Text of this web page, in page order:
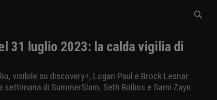
31 luglio 2023: la calda vigilia di
visibile su discovery+, Logan Paul e Brock Lesnar
di SummerSlam. Seth Rollins e Sami Zayn